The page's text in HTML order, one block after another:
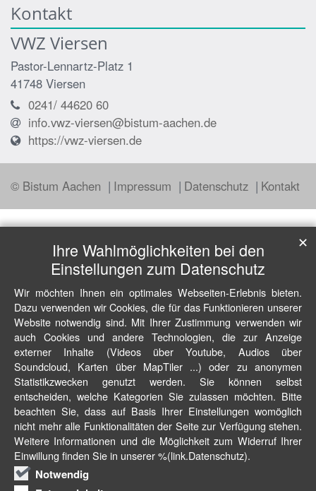
Kontakt
VWZ Viersen
Pastor-Lennartz-Platz 1
41748 Viersen
0241/ 44620 60
info.vwz-viersen@bistum-aachen.de
https://vwz-viersen.de
© Bistum Aachen Impressum Datenschutz Kontakt
Ihre Wahlmöglichkeiten bei den
Einstellungen zum Datenschutz
Wir möchten Ihnen ein optimales Webseiten-Erlebnis bieten.
Dazu verwenden wir Cookies, die für das Funktionieren unserer
Website notwendig sind. Mit Ihrer Zustimmung verwenden wir
auch Cookies und andere Technologien, die zur Anzeige
externer Inhalte (Videos über Youtube, Audios über
Soundcloud, Karten über MapTiler ...) oder zu anonymen
Statistikzwecken genutzt werden. Sie können selbst
entscheiden, welche Kategorien Sie zulassen möchten. Bitte
beachten Sie, dass auf Basis Ihrer Einstellungen womöglich
nicht mehr alle Funktionalitäten der Seite zur Verfügung stehen.
Weitere Informationen und die Möglichkeit zum Widerruf Ihrer
Einwillung finden Sie in unserer %(link.Datenschutz).
Notwendig
✕